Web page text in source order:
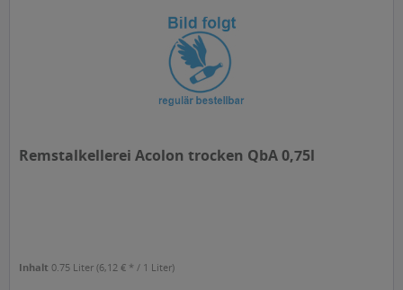
Remstalkellerei Acolon trocken QbA 0,75l
Inhalt0.75 Liter(6,12 € * / 1 Liter)